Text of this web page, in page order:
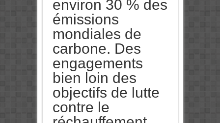
environ 30 % des
émissions
mondiales de
carbone. Des
engagements
bien loin des
objectifs de lutte
contre le